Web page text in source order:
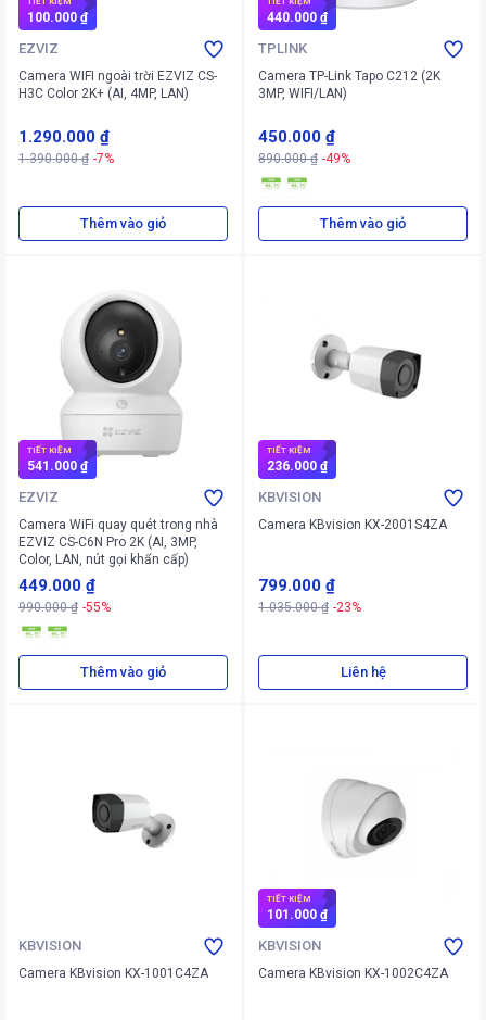
TIẾT KIỆM
100.000 ₫
EZVIZ
Camera WIFI ngoài trời EZVIZ CS-
H3C Color 2K+ (AI, 4MP, LAN)
1.290.000 ₫
1.390.000 ₫ -7%
Thêm vào giỏ
TIẾT KIỆM
440.000 ₫
TPLINK
Camera TP-Link Tapo C212 (2K
3MP, WIFI/LAN)
450.000 ₫
890.000 ₫ -49%
Thêm vào giỏ
TIẾT KIỆM
541.000 ₫
EZVIZ
Camera WiFi quay quét trong nhà
EZVIZ CS-C6N Pro 2K (AI, 3MP,
Color, LAN, nút gọi khẩn cấp)
449.000 ₫
990.000 ₫ -55%
Thêm vào giỏ
TIẾT KIỆM
236.000 ₫
KBVISION
Camera KBvision KX-2001S4ZA
799.000 ₫
1.035.000 ₫ -23%
Liên hệ
KBVISION
Camera KBvision KX-1001C4ZA
TIẾT KIỆM
101.000 ₫
KBVISION
Camera KBvision KX-1002C4ZA